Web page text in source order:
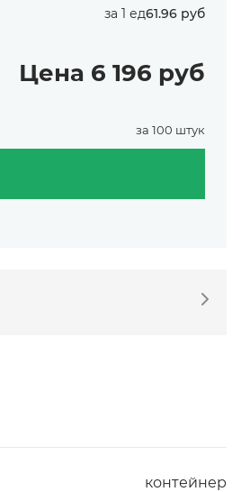
за 1 ед61.96 руб
Цена 6 196 руб
за 100 штук
контейнер